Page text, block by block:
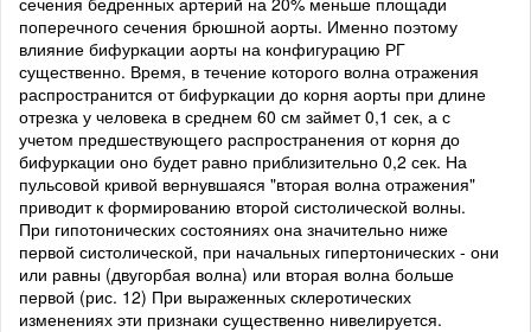
поперечного сечения брюшной аорты. Именно поэтому
влияние бифуркации аорты на конфигурацию РГ
существенно. Время, в течение которого волна отражения
распространится от бифуркации до корня аорты при длине
отрезка у человека в среднем 60 см займет 0,1 сек, а с
учетом предшествующего распространения от корня до
бифуркации оно будет равно приблизительно 0,2 сек. На
пульсовой кривой вернувшаяся "вторая волна отражения"
приводит к формированию второй систолической волны.
При гипотонических состояниях она значительно ниже
первой систолической, при начальных гипертонических - они
или равны (двугорбая волна) или вторая волна больше
первой (рис. 12) При выраженных склеротических
изменениях эти признаки существенно нивелируется.